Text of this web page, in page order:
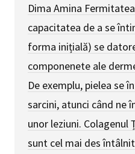
Dima Amina
capacitatea de a se
forma inițială) se
componenete ale
De exemplu, pielea se
sarcini, atunci când ne
unor leziuni. Colagenul
sunt cel mai des